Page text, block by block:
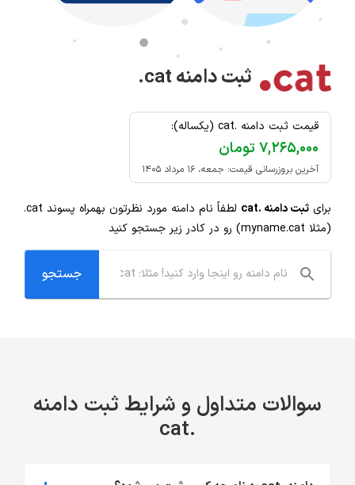
ثبت دامنه.cat
قیمت ثبت دامنه .cat (یکساله):
۷,۲۶۵,۰۰۰ تومان
آخرین بروزرسانی قیمت: جمعه، ۱۶ مرداد ۱۴۰۵
برای ثبت دامنه .cat لطفاً نام دامنه مورد نظرتون بهمراه پسوند .cat
(مثلا myname.cat) رو در کادر زیر جستجو کنید
سوالات متداول و شرایط ثبت دامنه
.cat